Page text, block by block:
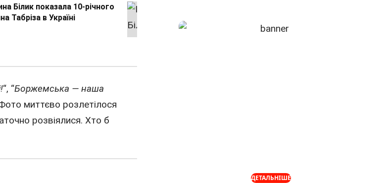
Білик показала 10-річного
Табріза в Україні
Прикарпатті
“, “Боржемська — наша
миттєво розлетілося
розвіялися. Хто б
ДЕТАЛЬНІШЕ